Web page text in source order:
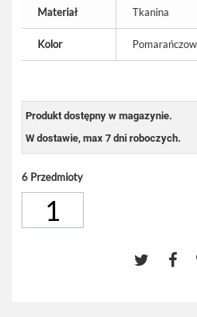
Materiał Tkanina
Kolor
Produkt dostępny w magazynie.
W dostawie, max 7 dni roboczych.
6 Przedmioty